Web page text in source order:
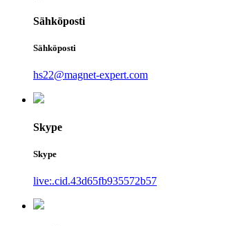
Sähköposti
Sähköposti
hs22@magnet-expert.com
Skype
Skype
live:.cid.43d65fb935572b57